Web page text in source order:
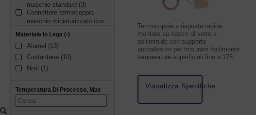
maschio standard (3)
Connettore termocoppia
maschio miniaturizzato con
Connettore miniaturizzato a
sgancio rapido (1)
Materiale In Lega (-)
Alumel (13)
Costantana (10)
Nisil (1)
Temperatura Di Processo, Max
Termocoppie a risposta rapida
montate su nastro di vetro e
poliimmide con supporto
autoadesivo per misurare facilmente
temperature superficiali fino a 175
Visualizza Specifiche